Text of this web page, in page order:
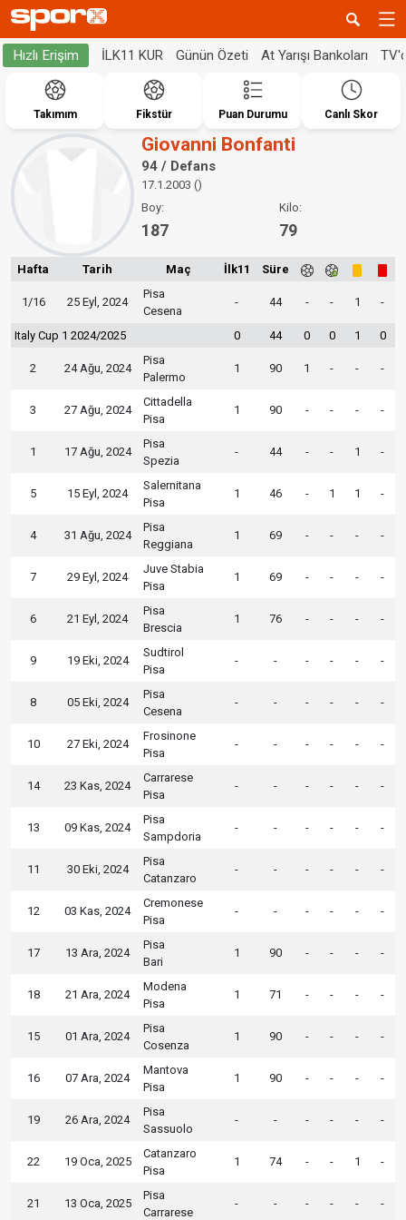
Hızlı Erişim İLK11 KUR Günün Özeti At Yarışı Bankoları
Takımım Fikstür Puan Durumu Canlı Skor
Giovanni Bonfanti
94 / Defans
17.1.2003 ()
Boy:
187
Kilo:
79
Hafta Tarih Maç İlk11 Süre
1/16 25 Eyl, 2024
Pisa
Cesena
- 44 - - 1 -
Italy Cup 1 2024/2025 0 44 0 0 1 0
2 24 Ağu, 2024
Pisa
Palermo
1 90 1 - - -
3 27 Ağu, 2024
Cittadella
Pisa
1 90 - - - -
1 17 Ağu, 2024
Pisa
Spezia
- 44 - - 1 -
5 15 Eyl, 2024
Salernitana
Pisa
1 46 - 1 1 -
4 31 Ağu, 2024
Pisa
Reggiana
1 69 - - - -
7 29 Eyl, 2024
Juve Stabia
Pisa
1 69 - - - -
6 21 Eyl, 2024
Pisa
Brescia
1 76 - - - -
9 19 Eki, 2024
Sudtirol
Pisa
- - - - - -
8 05 Eki, 2024
Pisa
Cesena
- - - - - -
10 27 Eki, 2024
Frosinone
Pisa
- - - - - -
14 23 Kas, 2024
Carrarese
Pisa
- - - - - -
13 09 Kas, 2024
Pisa
Sampdoria
- - - - - -
11 30 Eki, 2024
Pisa
Catanzaro
- - - - - -
12 03 Kas, 2024
Cremonese
Pisa
- - - - - -
17 13 Ara, 2024
Pisa
Bari
1 90 - - - -
18 21 Ara, 2024
Modena
Pisa
1 71 - - - -
15 01 Ara, 2024
Pisa
Cosenza
1 90 - - - -
16 07 Ara, 2024
Mantova
Pisa
1 90 - - - -
19 26 Ara, 2024
Pisa
Sassuolo
- - - - - -
22 19 Oca, 2025
Catanzaro
Pisa
1 74 - - 1 -
21 13 Oca, 2025
Pisa
Carrarese
- - - - - -